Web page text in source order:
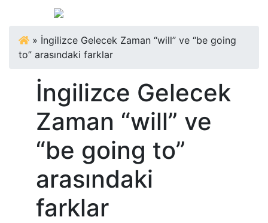
» İngilizce Gelecek Zaman “will” ve “be going
to” arasındaki farklar
İngilizce Gelecek
Zaman “will” ve
“be going to”
arasındaki
farklar